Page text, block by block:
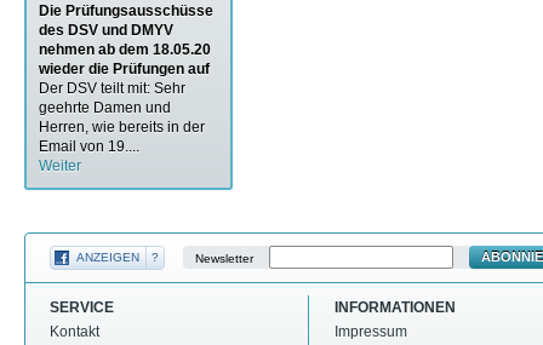
Die Prüfungsausschüsse
des DSV und DMYV
nehmen ab dem 18.05.20
wieder die Prüfungen auf
Der DSV teilt mit: Sehr
geehrte Damen und
Herren, wie bereits in der
Email von 19....
Weiter
ANZEIGEN ? Newsletter
SERVICE
Kontakt
INFORMATIONEN
Impressum